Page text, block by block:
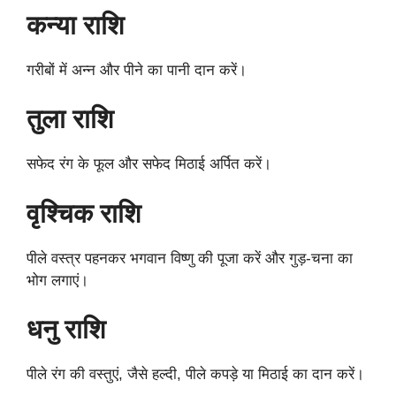
कन्या राशि
गरीबों में अन्न और पीने का पानी दान करें।
तुला राशि
सफेद रंग के फूल और सफेद मिठाई अर्पित करें।
वृश्चिक राशि
पीले वस्त्र पहनकर भगवान विष्णु की पूजा करें और गुड़-चना का
भोग लगाएं।
धनु राशि
पीले रंग की वस्तुएं, जैसे हल्दी, पीले कपड़े या मिठाई का दान करें।